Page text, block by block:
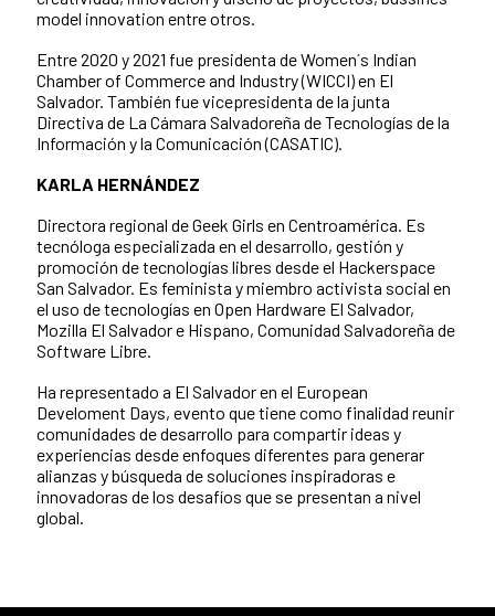
model innovation entre otros.
Entre 2020 y 2021 fue presidenta de Women´s Indian
Chamber of Commerce and Industry (WICCI) en El
Salvador. También fue vicepresidenta de la junta
Directiva de La Cámara Salvadoreña de Tecnologías de la
Información y la Comunicación (CASATIC).
KARLA HERNÁNDEZ
Directora regional de Geek Girls en Centroamérica. Es
tecnóloga especializada en el desarrollo, gestión y
promoción de tecnologías libres desde el Hackerspace
San Salvador. Es feminista y miembro activista social en
el uso de tecnologías en Open Hardware El Salvador,
Mozilla El Salvador e Hispano, Comunidad Salvadoreña de
Software Libre.
Ha representado a El Salvador en el European
Develoment Days, evento que tiene como finalidad reunir
comunidades de desarrollo para compartir ideas y
experiencias desde enfoques diferentes para generar
alianzas y búsqueda de soluciones inspiradoras e
innovadoras de los desafíos que se presentan a nivel
global.